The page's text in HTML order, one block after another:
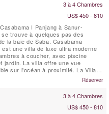
un jardin de 5 000 m², des ...
3 à 4 Chambres
US$ 450 - 810
I Panjang à Sanur-
se trouve à quelques pas des
la baie de Saba. Casabama
est une villa de luxe ultra moderne
à coucher, avec piscine
jardin. La villa offre une vue
sur l'océan à proximité. La Villa
de Casabama Villas, qui comprend
complet.
Réserver
3 à 4 Chambres
US$ 450 - 810